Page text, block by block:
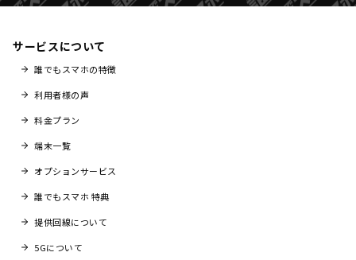
サービスについて
誰でもスマホの特徴
利用者様の声
料金プラン
端末一覧
オプションサービス
誰でもスマホ 特典
提供回線について
5Gについて